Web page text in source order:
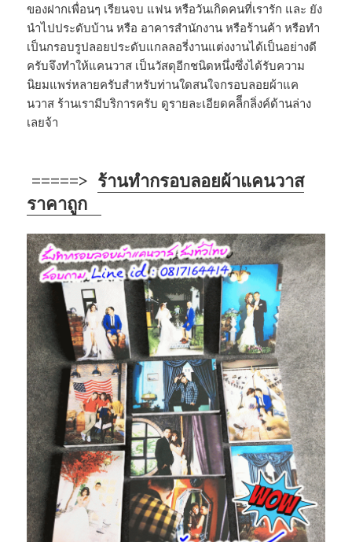
ของฝากเพื่อนๆ เรียนจบ แฟน หรือวันเกิดคนที่เรารัก และ ยัง
นำไปประดับบ้าน หรือ อาคารสำนักงาน หรือร้านค้า หรือทำ
เป็นกรอบรูปลอยประดับแกลลอรี่งานแต่งงานได้เป็นอย่างดี
ครับจึงทำให้แคนวาส เป็นวัสดุอีกชนิดหนึ่งซึ่งได้รับความ
นิยมแพร่หลายครับสำหรับท่านใดสนใจกรอบลอยผ้าแค
นวาส ร้านเรามีบริการครับ ดูรายละเอียดคลิีกลิ่งค์ด้านล่าง
เลยจ้า
=====> ร้านทำกรอบลอยผ้าแคนวาส
ราคาถูก